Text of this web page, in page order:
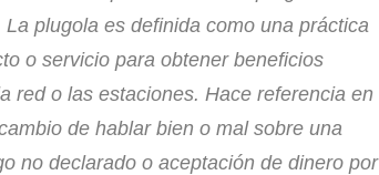
La plugola es definida como una práctica
o servicio para obtener beneficios
red o las estaciones. Hace referencia en
de hablar bien o mal sobre una
no declarado o aceptación de dinero por